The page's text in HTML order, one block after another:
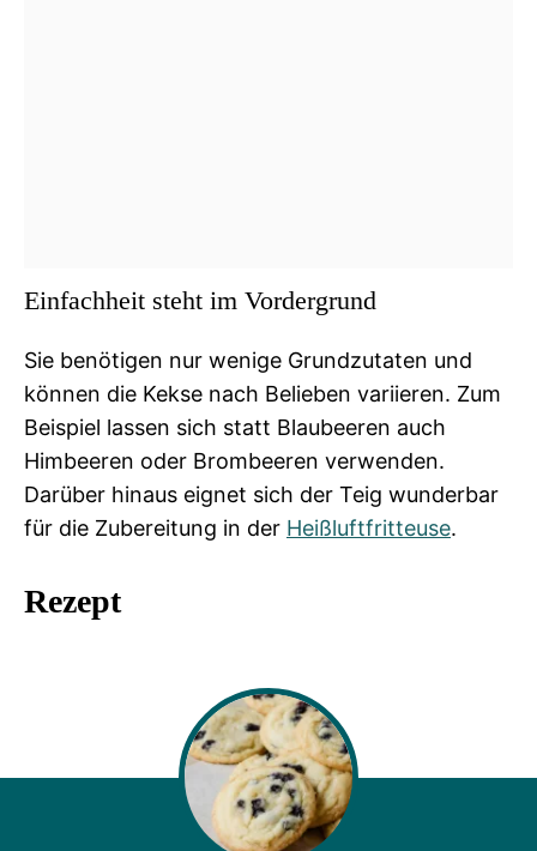
Einfachheit steht im Vordergrund
Sie benötigen nur wenige Grundzutaten und
können die Kekse nach Belieben variieren. Zum
Beispiel lassen sich statt Blaubeeren auch
Himbeeren oder Brombeeren verwenden.
Darüber hinaus eignet sich der Teig wunderbar
für die Zubereitung in der Heißluftfritteuse.
Rezept